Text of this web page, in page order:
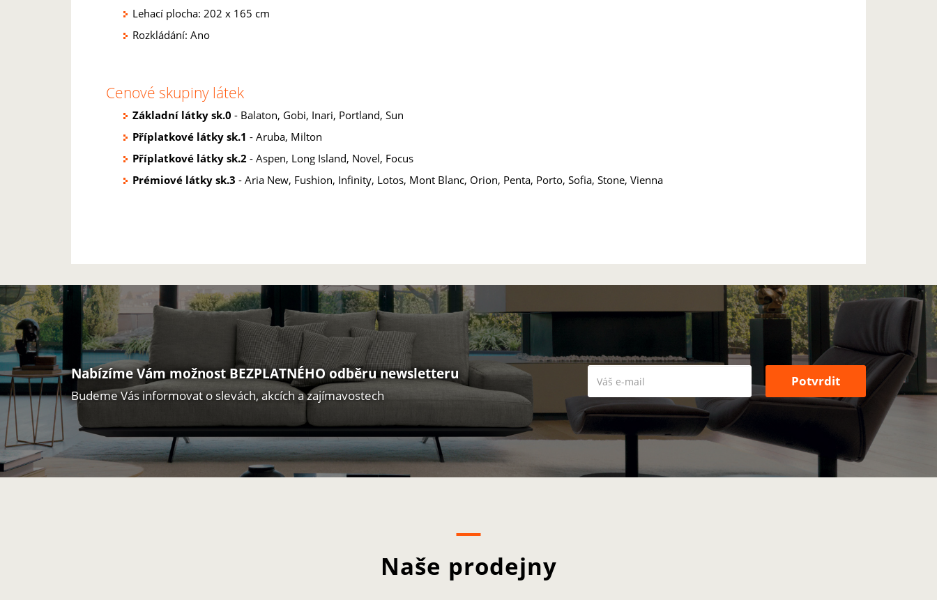
Lehací plocha: 202 x 165 cm
Rozkládání: Ano
Cenové skupiny látek
Základní látky sk.0 - Balaton, Gobi, Inari, Portland, Sun
Příplatkové látky sk.1 - Aruba, Milton
Příplatkové látky sk.2 - Aspen, Long Island, Novel, Focus
Prémiové látky sk.3 - Aria New, Fushion, Infinity, Lotos, Mont Blanc, Orion, Penta, Porto, Sofia, Stone, Vienna
Nabízíme Vám možnost BEZPLATNÉHO odběru newsletteru
Budeme Vás informovat o slevách, akcích a zajímavostech
Naše prodejny